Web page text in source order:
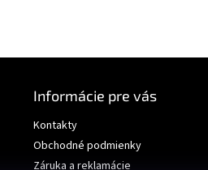
Informácie pre vás
Kontakty
Obchodné podmienky
Záruka a reklamácie